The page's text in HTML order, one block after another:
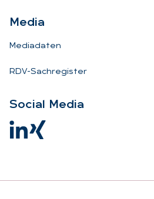
Me­dia
Mediadaten
RDV-Sachregister
So­ci­al Me­dia